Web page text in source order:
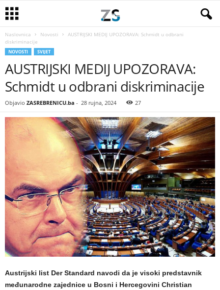
Naslovnica Novosti
AUSTRIJSKI MEDIJ UPOZORAVA: Schmidt u odbrani
diskriminacije
NOVOSTI SVIJET
AUSTRIJSKI MEDIJ UPOZORAVA:
Schmidt u odbrani diskriminacije
Objavio ZASREBRENICU.ba - 28 rujna, 2024 27
Austrijski list Der Standard navodi da je visoki predstavnik
međunarodne zajednice u Bosni i Hercegovini Christian